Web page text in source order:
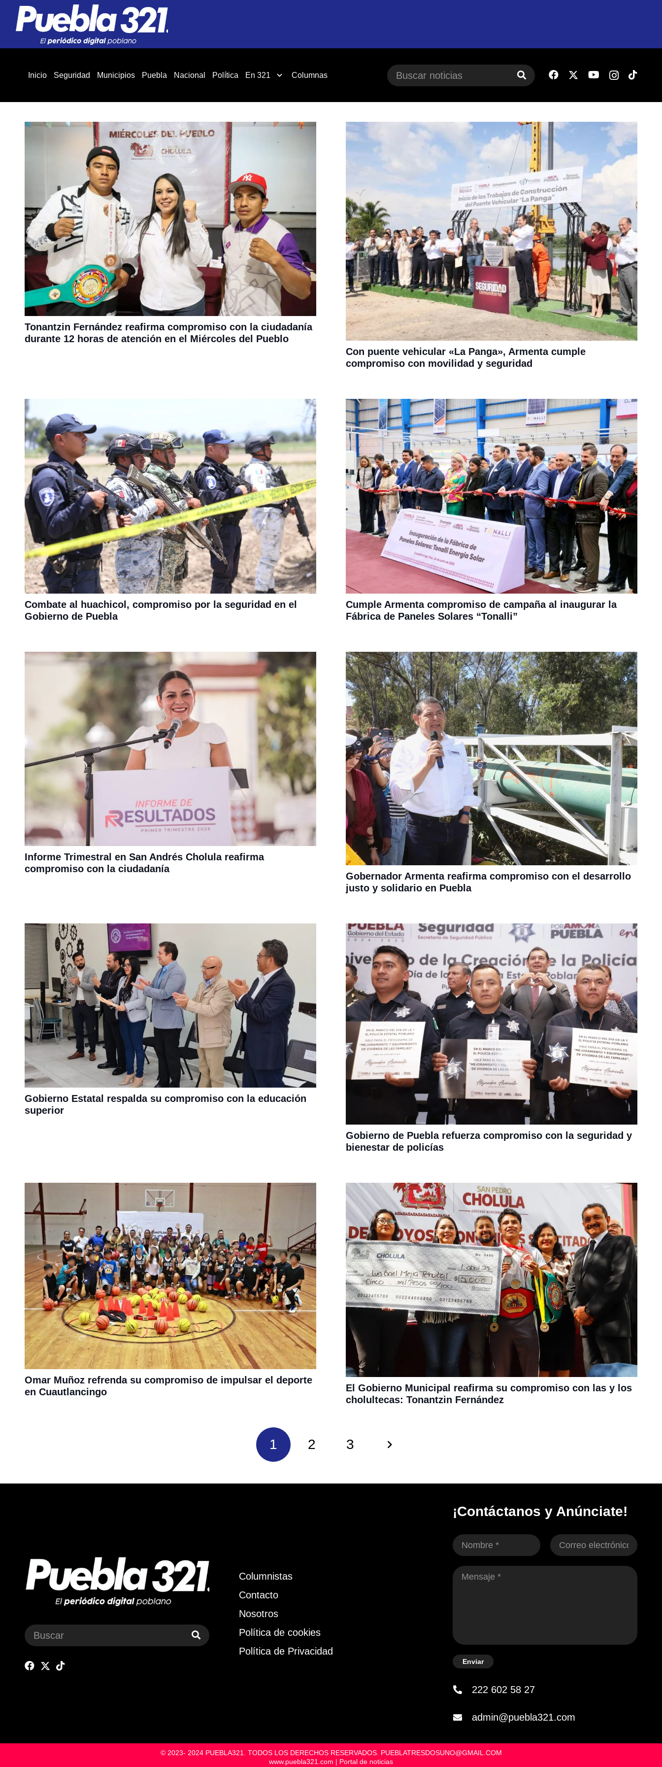
Inicio Seguridad Municipios Puebla Nacional Política En 321 Columnas
Tonantzin Fernández reafirma compromiso con la ciudadanía
durante 12 horas de atención en el Miércoles del Pueblo
Con puente vehicular «La Panga», Armenta cumple
compromiso con movilidad y seguridad
Combate al huachicol, compromiso por la seguridad en el
Gobierno de Puebla
Cumple Armenta compromiso de campaña al inaugurar la
Fábrica de Paneles Solares “Tonalli”
Informe Trimestral en San Andrés Cholula reafirma
compromiso con la ciudadanía
Gobernador Armenta reafirma compromiso con el desarrollo
justo y solidario en Puebla
Gobierno Estatal respalda su compromiso con la educación
superior
Gobierno de Puebla refuerza compromiso con la seguridad y
bienestar de policías
Omar Muñoz refrenda su compromiso de impulsar el deporte
en Cuautlancingo
El Gobierno Municipal reafirma su compromiso con las y los
cholultecas: Tonantzin Fernández
1 2 3
Columnistas
Contacto
Nosotros
Política de cookies
Política de Privacidad
¡Contáctanos y Anúnciate!
Enviar
222 602 58 27
admin@puebla321.com
© 2023- 2024 PUEBLA321. TODOS LOS DERECHOS RESERVADOS. PUEBLATRESDOSUNO@GMAIL.COM
www.puebla321.com | Portal de noticias